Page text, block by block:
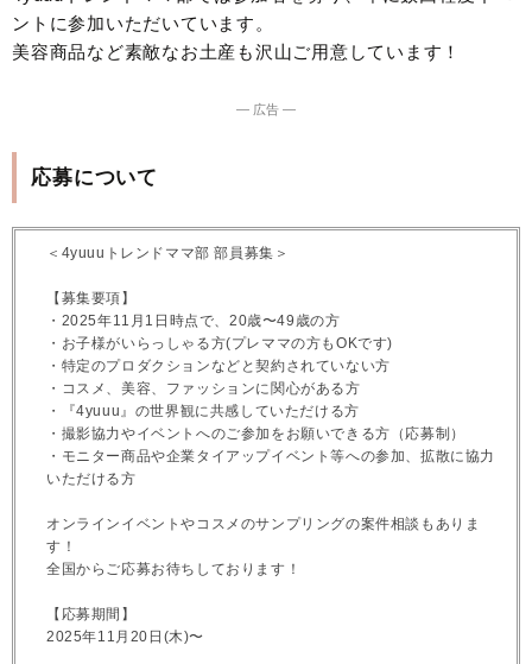
ントに参加いただいています。
美容商品など素敵なお土産も沢山ご用意しています！
― 広告 ―
応募について
＜4yuuuトレンドママ部 部員募集＞
【募集要項】
・2025年11月1日時点で、20歳〜49歳の方
・お子様がいらっしゃる方(プレママの方もOKです)
・特定のプロダクションなどと契約されていない方
・コスメ、美容、ファッションに関心がある方
・『4yuuu』の世界観に共感していただける方
・撮影協力やイベントへのご参加をお願いできる方（応募制）
・モニター商品や企業タイアップイベント等への参加、拡散に協力
いただける方
オンラインイベントやコスメのサンプリングの案件相談もありま
す！
全国からご応募お待ちしております！
【応募期間】
2025年11月20日(木)〜